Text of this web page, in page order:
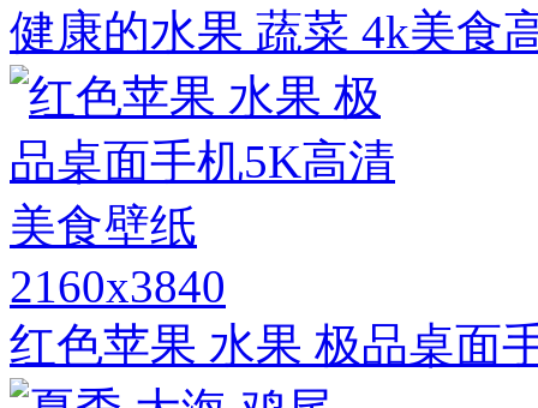
健康的水果 蔬菜 4k美食
2160x3840
红色苹果 水果 极品桌面